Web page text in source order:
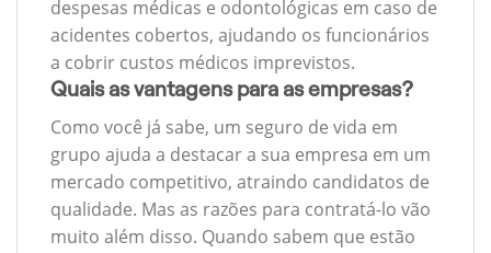
despesas médicas e odontológicas em caso de
acidentes cobertos, ajudando os funcionários
a cobrir custos médicos imprevistos.
Quais as vantagens para as empresas?
Como você já sabe, um seguro de vida em
grupo ajuda a destacar a sua empresa em um
mercado competitivo, atraindo candidatos de
qualidade. Mas as razões para contratá-lo vão
muito além disso. Quando sabem que estão